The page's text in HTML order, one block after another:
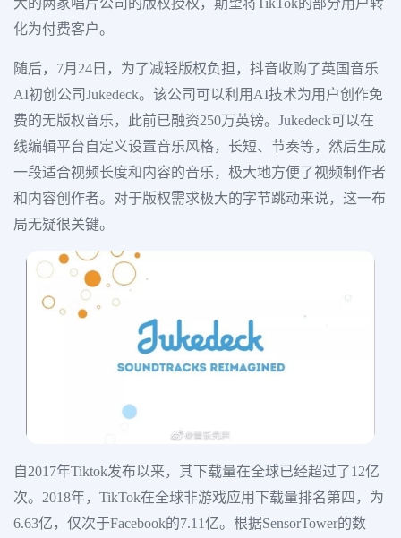
大的两家唱片公司的版权授权，期望将TikTok的部分用户转
化为付费客户。
随后，7月24日，为了减轻版权负担，抖音收购了英国音乐
AI初创公司Jukedeck。该公司可以利用AI技术为用户创作免
费的无版权音乐，此前已融资250万英镑。Jukedeck可以在
线编辑平台自定义设置音乐风格，长短、节奏等，然后生成
一段适合视频长度和内容的音乐，极大地方便了视频制作者
和内容创作者。对于版权需求极大的字节跳动来说，这一布
局无疑很关键。
自2017年Tiktok发布以来，其下载量在全球已经超过了12亿
次。2018年，TikTok在全球非游戏应用下载量排名第四，为
6.63亿，仅次于Facebook的7.11亿。根据SensorTower的数